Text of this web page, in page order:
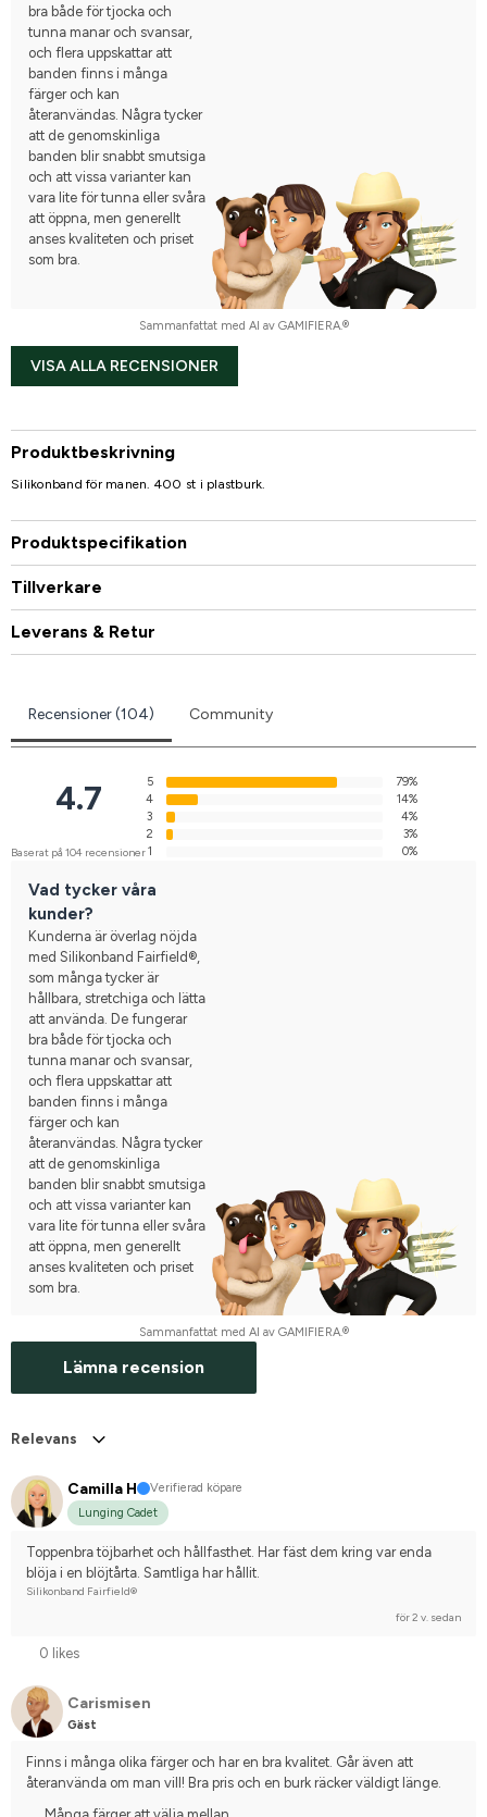
bra både för tjocka och
tunna manar och svansar,
och flera uppskattar att
banden finns i många
färger och kan
återanvändas. Några tycker
att de genomskinliga
banden blir snabbt smutsiga
och att vissa varianter kan
vara lite för tunna eller svåra
att öppna, men generellt
anses kvaliteten och priset
som bra.
Sammanfattat med AI av GAMIFIERA.®
VISA ALLA RECENSIONER
Produktbeskrivning
Silikonband för manen. 400 st i plastburk.
Produktspecifikation
Tillverkare
Leverans & Retur
Recensioner (104) Community
4.7
Baserat på 104 recensioner
5
79%
4
14%
3
4%
2
3%
1
0%
Vad tycker våra
kunder?
Kunderna är överlag nöjda
med Silikonband Fairfield®,
som många tycker är
hållbara, stretchiga och lätta
att använda. De fungerar
bra både för tjocka och
tunna manar och svansar,
och flera uppskattar att
banden finns i många
färger och kan
återanvändas. Några tycker
att de genomskinliga
banden blir snabbt smutsiga
och att vissa varianter kan
vara lite för tunna eller svåra
att öppna, men generellt
anses kvaliteten och priset
som bra.
Sammanfattat med AI av GAMIFIERA.®
Lämna recension
Relevans
Camilla H
Verifierad köpare
Lunging Cadet
Toppenbra töjbarhet och hållfasthet. Har fäst dem kring var enda
blöja i en blöjtårta. Samtliga har hållit.
Silikonband Fairfield®
för 2 v. sedan
0 likes
Carismisen
Gäst
Finns i många olika färger och har en bra kvalitet. Går även att
återanvända om man vill! Bra pris och en burk räcker väldigt länge.